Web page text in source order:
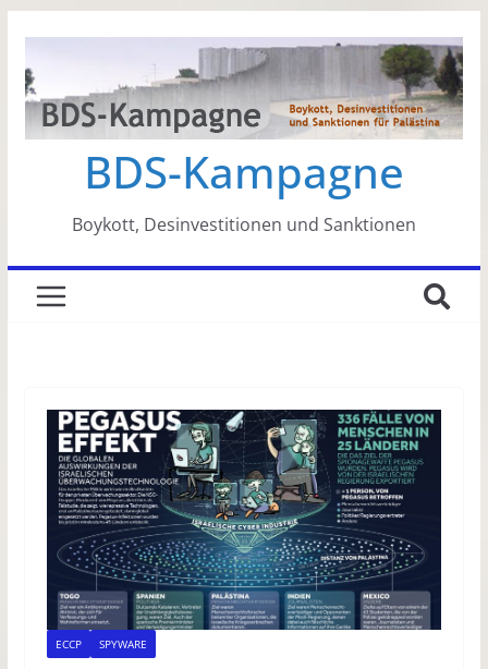
springen
BDS-Kampagne
Boykott, Desinvestitionen und Sanktionen
ECCP SPYWARE